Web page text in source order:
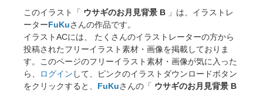
このイラスト「 ウサギのお月見背景 B 」は、イラストレ
ーターFuKuさんの作品です。
イラストACには、 たくさんのイラストレーターの方から
投稿されたフリーイラスト素材・画像を掲載しておりま
す。このページのフリーイラスト素材・画像が気に入った
ら、
ログイン して、ピンクのイラストダウンロードボタン
をクリックすると、 FuKuさんの「 ウサギのお月見背景 B